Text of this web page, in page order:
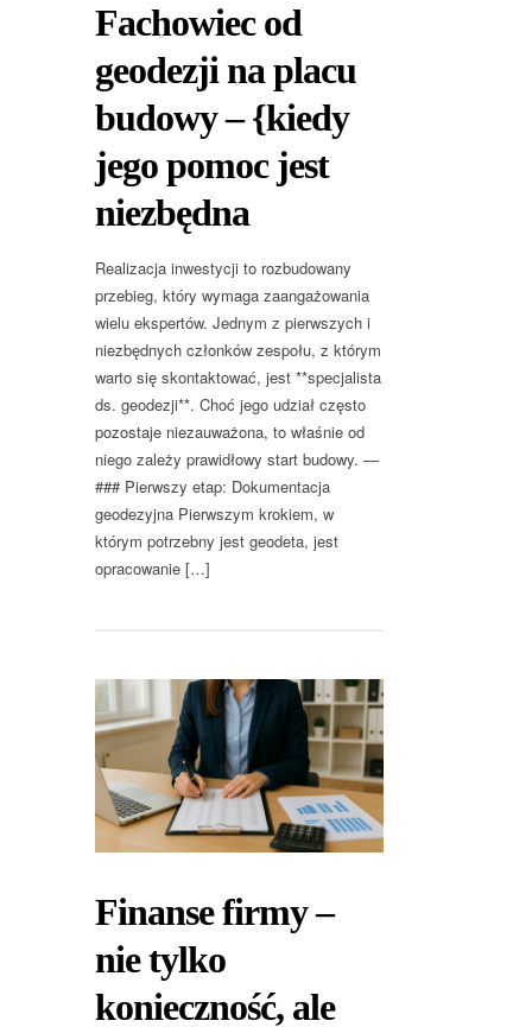
Fachowiec od
geodezji na placu
budowy – {kiedy
jego pomoc jest
niezbędna
Realizacja inwestycji to rozbudowany
przebieg, który wymaga zaangażowania
wielu ekspertów. Jednym z pierwszych i
niezbędnych członków zespołu, z którym
warto się skontaktować, jest **specjalista
ds. geodezji**. Choć jego udział często
pozostaje niezauważona, to właśnie od
niego zależy prawidłowy start budowy. —
### Pierwszy etap: Dokumentacja
geodezyjna Pierwszym krokiem, w
którym potrzebny jest geodeta, jest
opracowanie […]
Finanse firmy –
nie tylko
konieczność, ale